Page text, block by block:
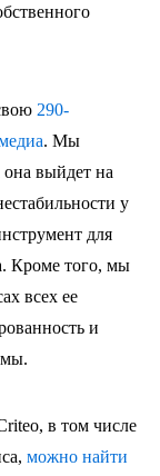
290-
. Мы
выйдет на
у
для
Кроме того, мы
всех ее
и
в том числе
можно найти